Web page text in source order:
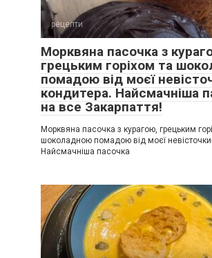
рецепти
Морквяна пасочка з
грецьким горіхом та
помадою від моєї
кондитера. Найсмачніша
на все Закарпаття!
Морквяна пасочка з курагою, грецьким
шоколадною помадою від моєї
Найсмачніша пасочка